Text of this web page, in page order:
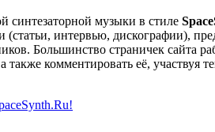
синтезаторной музыки в стиле
интервью, дискографии),
Большинство страничек сайта
комментировать её, участвуя